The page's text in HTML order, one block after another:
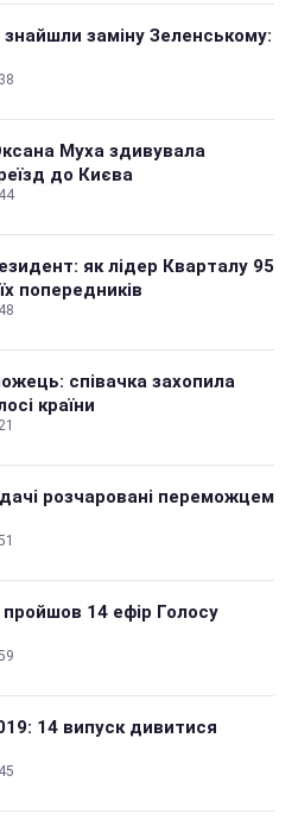
знайшли заміну Зеленському:
Муха здивувала
до Києва
як лідер Кварталу 95
попередників
співачка захопила
країни
розчаровані переможцем
14 ефір Голосу
14 випуск дивитися